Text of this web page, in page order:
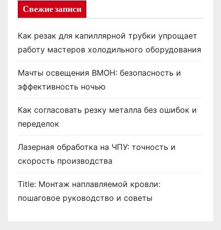
Свежие записи
Как резак для капиллярной трубки упрощает
работу мастеров холодильного оборудования
Мачты освещения ВМОН: безопасность и
эффективность ночью
Как согласовать резку металла без ошибок и
переделок
Лазерная обработка на ЧПУ: точность и
скорость производства
Title: Монтаж наплавляемой кровли:
пошаговое руководство и советы